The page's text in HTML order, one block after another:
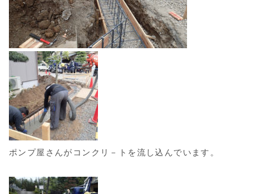
ポンプ屋さんがコンクリ－トを流し込んでいます。